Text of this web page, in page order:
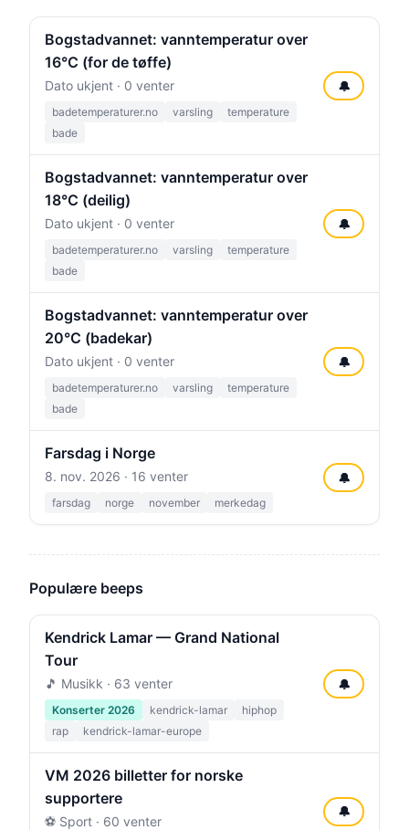
Bogstadvannet: vanntemperatur over
16°C (for de tøffe)
Dato ukjent · 0 venter
badetemperaturer.no varsling
temperature
bade
🔔
Bogstadvannet: vanntemperatur over
18°C (deilig)
Dato ukjent · 0 venter
badetemperaturer.no varsling
temperature
bade
🔔
Bogstadvannet: vanntemperatur over
20°C (badekar)
Dato ukjent · 0 venter
badetemperaturer.no varsling
temperature
bade
🔔
Farsdag i Norge
8. nov. 2026 · 16 venter
farsdag norge november merkedag
🔔
Populære beeps
Kendrick Lamar — Grand National
Tour
🎵 Musikk · 63 venter
Konserter 2026 kendrick-lamar
hiphop
rap
kendrick-lamar-europe
🔔
VM 2026 billetter for norske
supportere
⚽ Sport · 60 venter
🔔